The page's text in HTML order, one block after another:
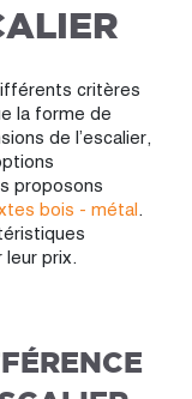
critères
la forme de
de l’escalier,
proposons
bois - métal.
prix.